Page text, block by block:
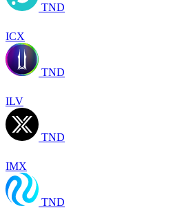
TND
ICX
TND
ILV
TND
IMX
TND